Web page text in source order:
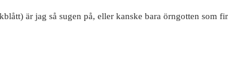
är jag så sugen på, eller kanske bara örngotten som